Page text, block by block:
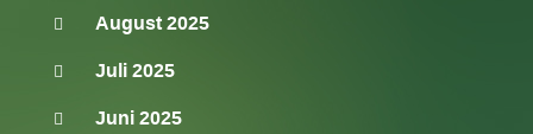
August 2025
Juli 2025
Juni 2025